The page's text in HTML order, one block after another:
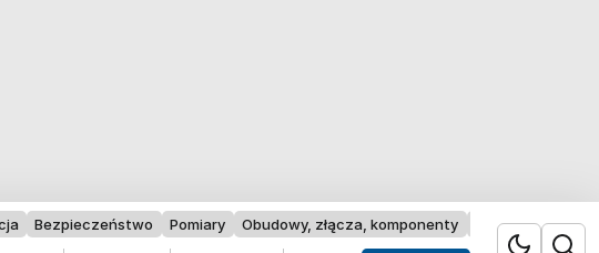
Bezpieczeństwo Pomiary Obudowy, złącza, komponenty Przemysł 4.0